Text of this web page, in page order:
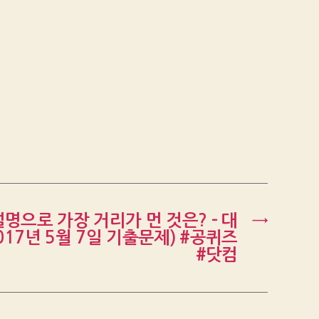
→
으로 가장 거리가 먼 것은? – 대
년 5월 7일 기출문제) #공퀴즈
#닷컴